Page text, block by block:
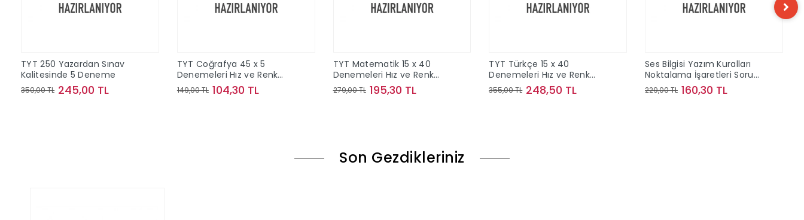
TYT 250 Yazardan Sınav
Kalitesinde 5 Deneme
350,00 TL 245,00 TL
TYT Coğrafya 45 x 5
Denemeleri Hız ve Renk
Yayınları
149,00 TL 104,30 TL
TYT Matematik 15 x 40
Denemeleri Hız ve Renk
Yayınları
279,00 TL 195,30 TL
TYT Türkçe 15 x 40
Denemeleri Hız ve Renk
Yayınları
355,00 TL 248,50 TL
Ses Bilgisi Yazım Kuralları
Noktalama İşaretleri Soru
ve Konu Kampı Bilgi Sarmal
Yayınları
229,00 TL 160,30 TL
Son Gezdikleriniz